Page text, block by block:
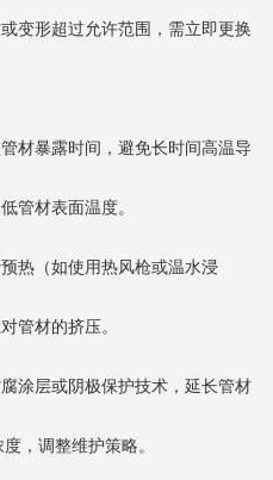
变形超过允许范围，需立即更换
材暴露时间，避免长时间高温导
管材表面温度。
热（如使用热风枪或温水浸
管材的挤压。
涂层或阴极保护技术，延长管材
，调整维护策略。